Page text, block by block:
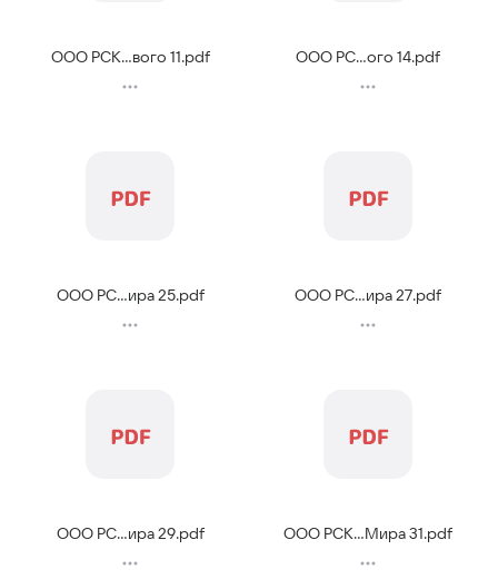
ООО РСК...вого 11.pdf ООО РС...ого 14.pdf
ООО РС...ира 25.pdf ООО РС...ира 27.pdf
ООО РС...ира 29.pdf ООО РСК...Мира 31.pdf